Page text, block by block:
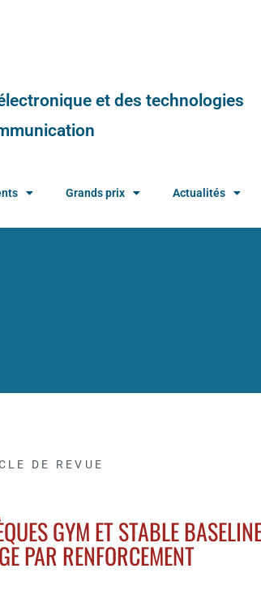
et des technologies
Grands prix Actualités
DE REVUE
GYM ET STABLE
PAR RENFORCEMENT